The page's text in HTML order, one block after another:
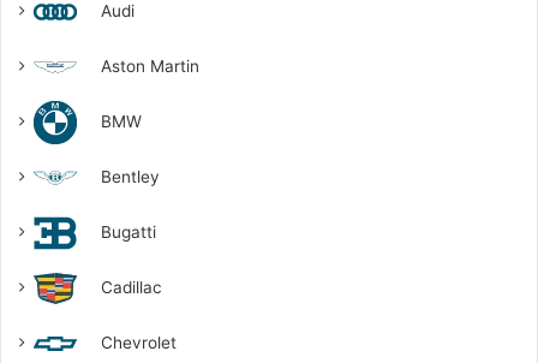
Audi
Aston Martin
BMW
Bentley
Bugatti
Cadillac
Chevrolet